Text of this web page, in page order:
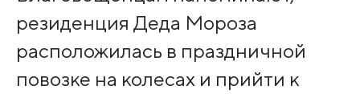
резиденция Деда Мороза
расположилась в праздничной
повозке на колесах и прийти к